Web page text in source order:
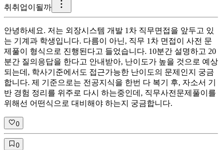
취 취업이될까
안녕하세요. 저는 외장시스템 개발 1차 직무면접을 앞두고 있
는 기계과 학생입니다. 다름이 아닌, 직무 1차 면접이 사전 문
제풀이 형식으로 진행된다고 들었습니다. 10분간 설명하고 20
분간 질의응답을 한다고 안내받아, 난이도가 높을 것으로 예상
되는데, 학사기준에서도 접근가능한 난이도의 문제인지 궁금
합니다. 제 기준으로는 전공지식을 한번 다 복기 후, 자소서 기
반 경험 정리를 위주로 다시 하는중인데, 직무사전문제풀이를
위해선 어떤식으로 대비해야 하는지 궁금합니다.
0
0